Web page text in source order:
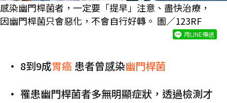
感染幽門桿菌者，一定要「提早」注意、盡快治療，
因幽門桿菌只會惡化，不會自行好轉。 圖／123RF
用LINE傳送
• 8到9成胃癌 患者曾感染幽門桿菌
• 罹患幽門桿菌者多無明顯症狀，透過檢測才